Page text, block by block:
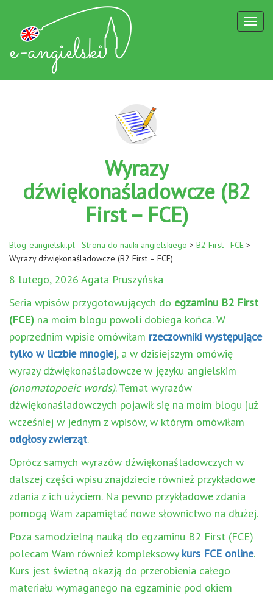
Wyrazy
dźwiękonaśladowcze (B2
First – FCE)
Blog-eangielski.pl - Strona do nauki angielskiego > B2 First - FCE >
Wyrazy dźwiękonaśladowcze (B2 First – FCE)
8 lutego, 2026 Agata Pruszyńska
Seria wpisów przygotowujących do egzaminu B2 First
(FCE) na moim blogu powoli dobiega końca. W
poprzednim wpisie omówiłam rzeczowniki występujące
tylko w liczbie mnogiej, a w dzisiejszym omówię
wyrazy dźwiękonaśladowcze w języku angielskim
(onomatopoeic words). Temat wyrazów
dźwiękonaśladowczych pojawił się na moim blogu już
wcześniej w jednym z wpisów, w którym omówiłam
odgłosy zwierząt.
Oprócz samych wyrazów dźwiękonaśladowczych w
dalszej części wpisu znajdziecie również przykładowe
zdania z ich użyciem. Na pewno przykładowe zdania
pomogą Wam zapamiętać nowe słownictwo na dłużej.
Poza samodzielną nauką do egzaminu B2 First (FCE)
polecam Wam również kompleksowy kurs FCE online.
Kurs jest świetną okazją do przerobienia całego
materiału wymaganego na egzaminie pod okiem